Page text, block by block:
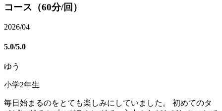
コース（60分/回）
2026/04
5.0/5.0
ゆう
小学2年生
毎日始まるのをとても楽しみにしていました。 初めてのタ